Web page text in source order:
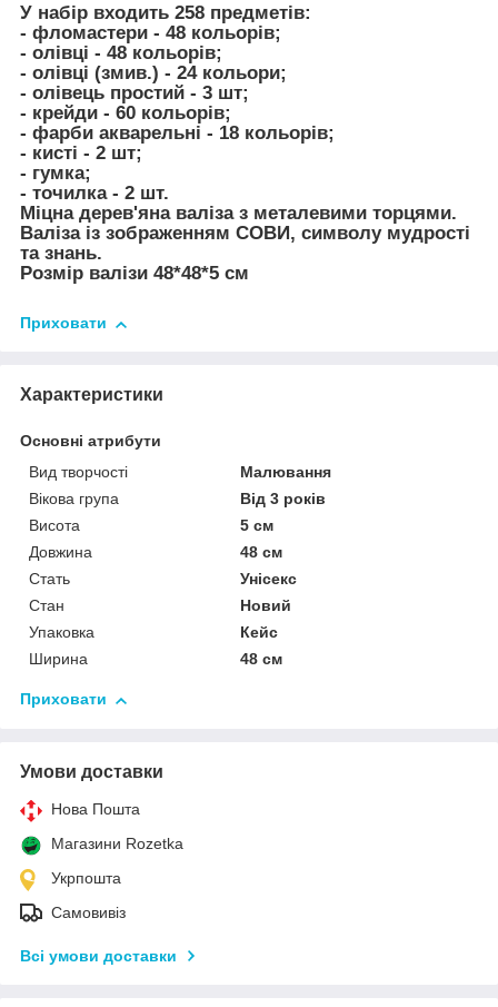
У набір входить 258 предметів:
- фломастери - 48 кольорів;
- олівці - 48 кольорів;
- олівці (змив.) - 24 кольори;
- олівець простий - 3 шт;
- крейди - 60 кольорів;
- фарби акварельні - 18 кольорів;
- кисті - 2 шт;
- гумка;
- точилка - 2 шт.
Міцна дерев'яна валіза з металевими торцями.
Валіза із зображенням СОВИ, символу мудрості
та знань.
Розмір валізи 48*48*5 см
Приховати
Характеристики
Основні атрибути
Вид творчості
Малювання
Вікова група
Від 3 років
Висота
5 см
Довжина
48 см
Стать
Унісекс
Стан
Новий
Упаковка
Кейс
Ширина
48 см
Приховати
Умови доставки
Нова Пошта
Магазини Rozetka
Укрпошта
Самовивіз
Всі умови доставки